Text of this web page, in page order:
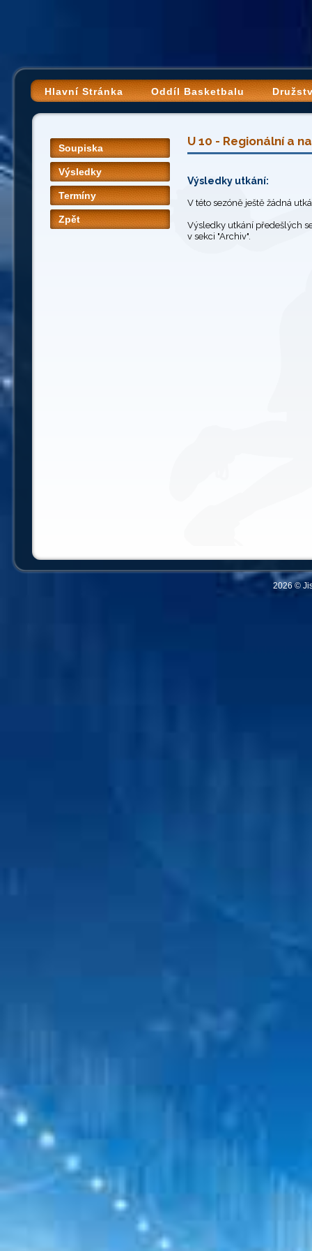
Hlavní Stránka Oddíl Basketbalu
Soupiska
Výsledky
Termíny
Zpět
U 10 - Regionální a
Výsledky utkání:
V této sezóně ještě žádná
Výsledky utkání předešlých
v sekci "Archiv".
2026 ©